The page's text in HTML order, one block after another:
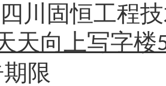
川固恒工程
天向上写字楼
限